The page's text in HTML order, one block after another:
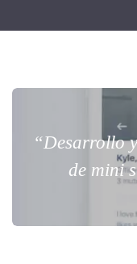
“Desarrollo
de mini